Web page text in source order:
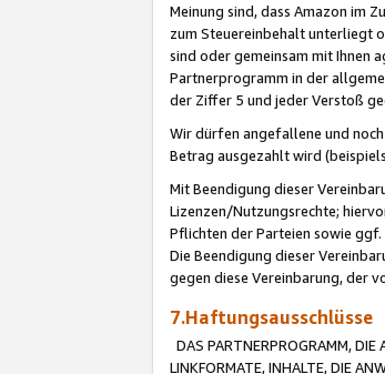
Meinung sind, dass Amazon im
zum Steuereinbehalt unterliegt
sind oder gemeinsam mit Ihnen
Partnerprogramm in der
der Ziffer 5 und jeder Verstoß
Wir dürfen angefallene und
Betrag ausgezahlt wird
Mit Beendigung dieser
Lizenzen/Nutzungsrechte;
Pflichten der Parteien sowie
Die Beendigung dieser
gegen diese Vereinbarung, der
7.Haftungsausschlüsse
DAS PARTNERPROGRAMM,
LINKFORMATE, INHALTE, DIE